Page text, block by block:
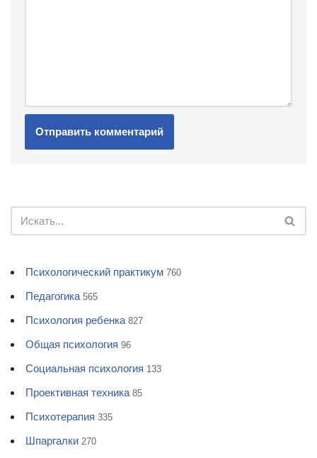
Психологический практикум 760
Педагогика 565
Психология ребенка 827
Общая психология 96
Социальная психология 133
Проективная техника 85
Психотерапия 335
Шпаргалки 270